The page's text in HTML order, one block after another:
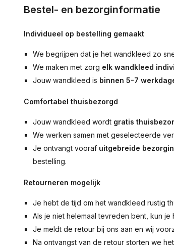
Bestel- en bezorginformatie
Individueel op bestelling gemaakt
We begrijpen dat je het wandkleed zo
We maken met zorg elk wandkleed
Jouw wandkleed is binnen 5-7
Comfortabel thuisbezorgd
Jouw wandkleed wordt gratis
We werken samen met geselecteerde
Je ontvangt vooraf uitgebreide
bestelling.
Retourneren mogelijk
Je hebt de tijd om het wandkleed rustig
Als je niet helemaal tevreden bent, kun je
Je meldt de retour bij ons aan en wij
Na ontvangst van de retour storten we het